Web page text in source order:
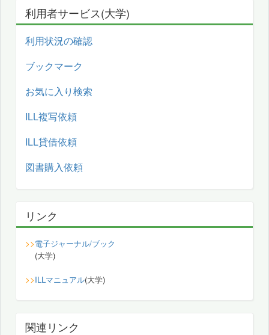
利用者サービス(大学)
利用状況の確認
ブックマーク
お気に入り検索
ILL複写依頼
ILL貸借依頼
図書購入依頼
リンク
>>電子ジャーナル/ブック
(大学)
>>ILLマニュアル(大学)
関連リンク